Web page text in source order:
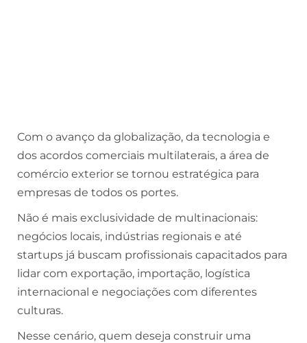
Com o avanço da globalização, da tecnologia e
dos acordos comerciais multilaterais, a área de
comércio exterior se tornou estratégica para
empresas de todos os portes.
Não é mais exclusividade de multinacionais:
negócios locais, indústrias regionais e até
startups já buscam profissionais capacitados para
lidar com exportação, importação, logística
internacional e negociações com diferentes
culturas.
Nesse cenário, quem deseja construir uma